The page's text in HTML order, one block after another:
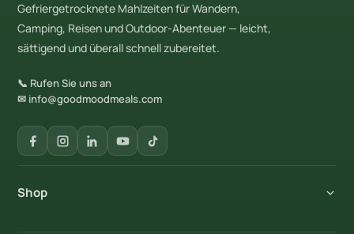
Gefriergetrocknete Mahlzeiten für Wandern,
Camping, Reisen und Outdoor-Abenteuer — leicht,
sättigend und überall schnell zubereitet.
📞 Rufen Sie uns an
✉ info@goodmoodmeals.com
Shop